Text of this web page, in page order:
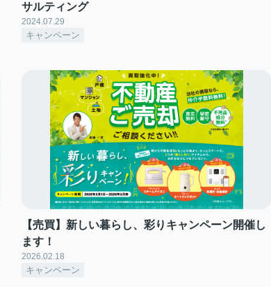
サルティング
2024.07.29
キャンペーン
【売買】新しい暮らし、彩りキャンペーン開催し
ます！
2026.02.18
キャンペーン